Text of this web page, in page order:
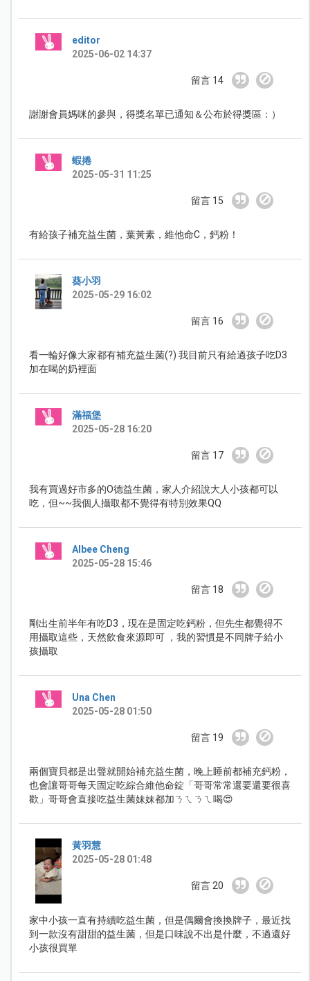
editor
2025-06-02 14:37
留言 14
謝謝會員媽咪的參與，得獎名單已通知＆公布於得獎區：）
蝦捲
2025-05-31 11:25
留言 15
有給孩子補充益生菌，葉黃素，維他命C，鈣粉！
葵小羽
2025-05-29 16:02
留言 16
看一輪好像大家都有補充益生菌(?) 我目前只有給過孩子吃D3
加在喝的奶裡面
滿福堡
2025-05-28 16:20
留言 17
我有買過好市多的O德益生菌，家人介紹說大人小孩都可以
吃，但~~我個人攝取都不覺得有特別效果QQ
Albee Cheng
2025-05-28 15:46
留言 18
剛出生前半年有吃D3，現在是固定吃鈣粉，但先生都覺得不
用攝取這些，天然飲食來源即可 ，我的習慣是不同牌子給小
孩攝取
Una Chen
2025-05-28 01:50
留言 19
兩個寶貝都是出聲就開始補充益生菌，晚上睡前都補充鈣粉，
也會讓哥哥每天固定吃綜合維他命錠「哥哥常常還要還要很喜
歡」哥哥會直接吃益生菌妹妹都加ㄋㄟㄋㄟ喝😍
黃羽慧
2025-05-28 01:48
留言 20
家中小孩一直有持續吃益生菌，但是偶爾會換換牌子，最近找
到一款沒有甜甜的益生菌，但是口味說不出是什麼，不過還好
小孩很買單